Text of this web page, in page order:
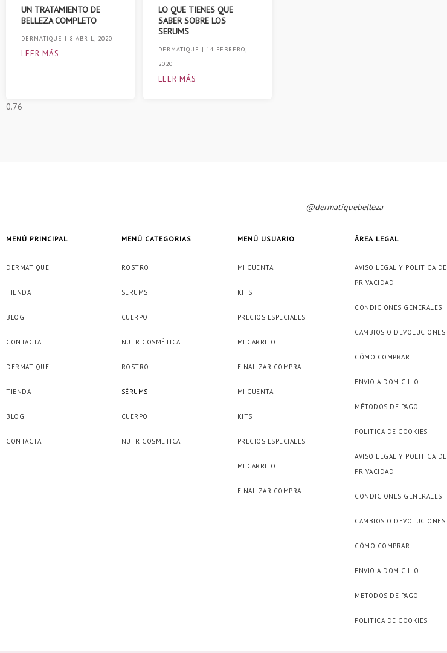
UN TRATAMIENTO DE
BELLEZA COMPLETO
DERMATIQUE 8 ABRIL, 2020
LEER MÁS
LO QUE TIENES QUE
SABER SOBRE LOS
SERUMS
DERMATIQUE
14 FEBRERO,
2020
LEER MÁS
@dermatiquebelleza
MENÚ PRINCIPAL
DERMATIQUE
TIENDA
BLOG
CONTACTA
DERMATIQUE
TIENDA
BLOG
CONTACTA
MENÚ CATEGORIAS
ROSTRO
SÉRUMS
CUERPO
NUTRICOSMÉTICA
ROSTRO
SÉRUMS
CUERPO
NUTRICOSMÉTICA
MENÚ USUARIO
MI CUENTA
KITS
PRECIOS ESPECIALES
MI CARRITO
FINALIZAR COMPRA
MI CUENTA
KITS
PRECIOS ESPECIALES
MI CARRITO
FINALIZAR COMPRA
ÁREA LEGAL
AVISO LEGAL Y POLÍTICA DE
PRIVACIDAD
CONDICIONES GENERALES
CAMBIOS O DEVOLUCIONES
CÓMO COMPRAR
ENVIO A DOMICILIO
MÉTODOS DE PAGO
POLÍTICA DE COOKIES
AVISO LEGAL Y POLÍTICA DE
PRIVACIDAD
CONDICIONES GENERALES
CAMBIOS O DEVOLUCIONES
CÓMO COMPRAR
ENVIO A DOMICILIO
MÉTODOS DE PAGO
POLÍTICA DE COOKIES